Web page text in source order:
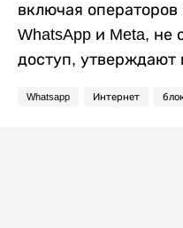
включая
WhatsApp и Meta, не
доступ, утверждают
Whatsapp Интернет